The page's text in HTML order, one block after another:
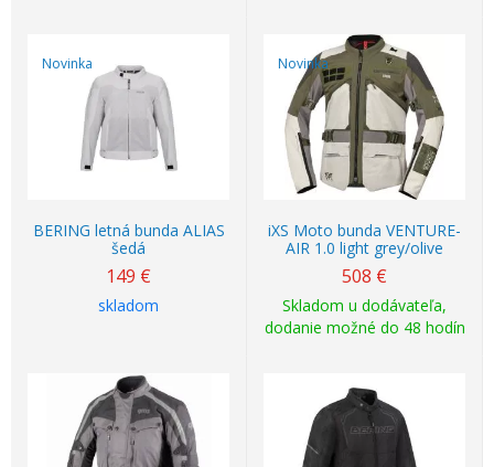
Novinka
BERING letná bunda ALIAS
šedá
149 €
skladom
Novinka
iXS Moto bunda VENTURE-
AIR 1.0 light grey/olive
508 €
Skladom u dodávateľa,
dodanie možné do 48 hodín